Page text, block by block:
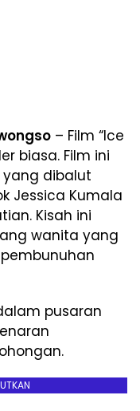
– Film “Ice
biasa. Film ini
yang dibalut
Jessica Kumala
Kisah ini
wanita yang
pusaran